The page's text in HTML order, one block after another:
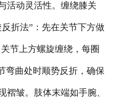
动灵活性。缠绕膝关
折法”：先在关节下方做
节上方螺旋缠绕，每圈
弯曲处时顺势反折，确保
褶皱。肢体末端如手腕、